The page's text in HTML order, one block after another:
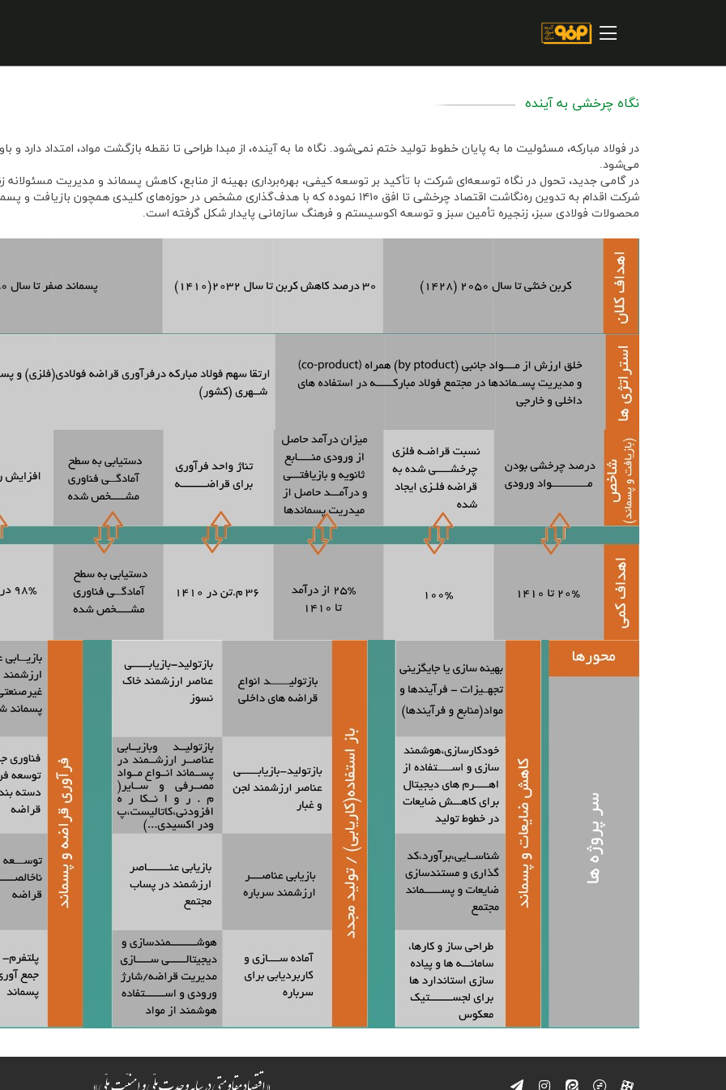
درباره شرکت
خرید و تامین کنندگان
فروش و مشتریان
ارتباطات و توسعه برند سازمانی
پروژه های سرمایه گذاری
پایداری
سهامداران
ارتباط با ما
نگاه چرخشی به آینده
در فولاد مبارکه، مسئولیت ما به پایان خطوط تولید ختم نمی‌شود. نگاه ما به آینده، از مبدا طراحی تا نقطه بازگشت مواد، امتداد دارد
می‌شود.
در گامی جدید، تحول در نگاه توسعه‌ای شرکت با تأکید بر توسعه کیفی، بهره‌برداری بهینه از منابع، کاهش پسماند و مدیریت مسئولانه
شرکت اقدام به تدوین ره‌نگاشت اقتصاد چرخشی تا افق ۱۴۱۰ نموده که با هدف‌گذاری مشخص در حوزه‌های
محصولات فولادی سبز، زنجیره تأمین سبز و توسعه اکوسیستم و فرهنگ سازمانی پایدار شکل گرفته است.